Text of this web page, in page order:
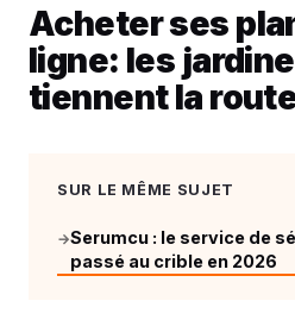
Acheter ses
ligne: les
tiennent la
SUR LE MÊME SUJET
→Serumcu : le service de
passé au crible en 2026